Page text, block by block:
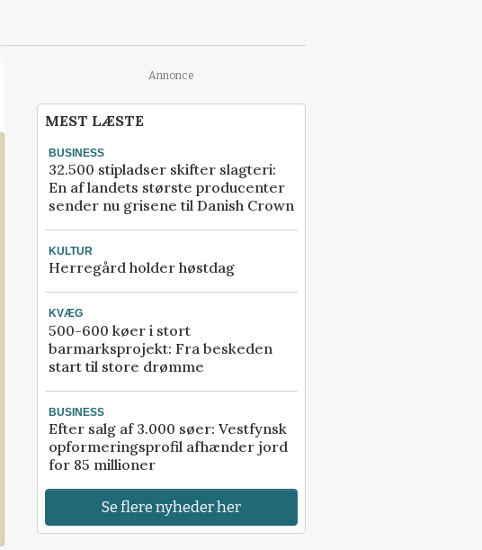
Annonce
MEST LÆSTE
BUSINESS
32.500 stipladser skifter slagteri:
En af landets største producenter
sender nu grisene til Danish Crown
KULTUR
Herregård holder høstdag
KVÆG
500-600 køer i stort
barmarksprojekt: Fra beskeden
start til store drømme
BUSINESS
Efter salg af 3.000 søer: Vestfynsk
opformeringsprofil afhænder jord
for 85 millioner
Se flere nyheder her